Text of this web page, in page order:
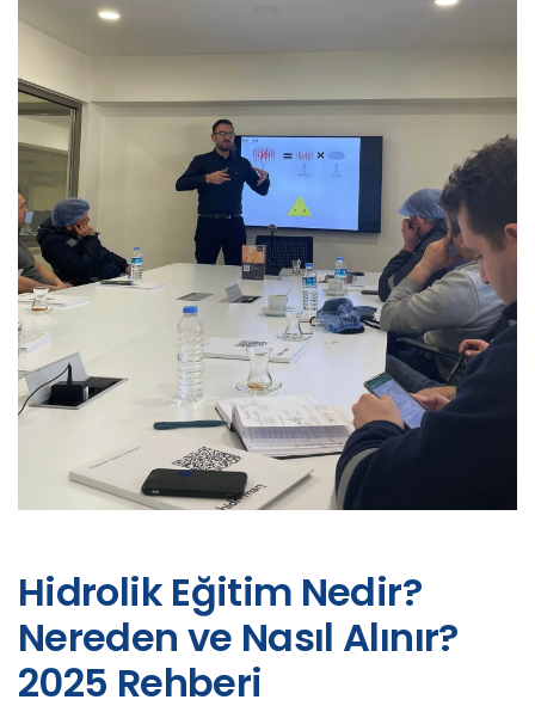
Hidrolik Eğitim Nedir?
Nereden ve Nasıl Alınır?
2025 Rehberi